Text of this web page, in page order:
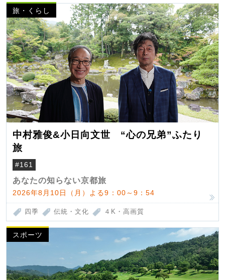
旅・くらし
中村雅俊&小日向文世 “心の兄弟”ふたり
旅
#161
あなたの知らない京都旅
2026年8月10日（月）よる9：00～9：54
四季 伝統・文化 ４K・高画質
スポーツ